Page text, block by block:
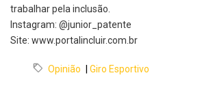
trabalhar pela inclusão.
Instagram: @junior_patente
Site: www.portalincluir.com.br
Opinião Giro Esportivo